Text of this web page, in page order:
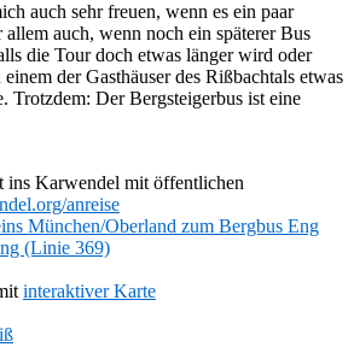
auch sehr freuen, wenn es ein paar
allem auch, wenn noch ein späterer Bus
die Tour doch etwas länger wird oder
der Gasthäuser des Rißbachtals etwas
Trotzdem: Der Bergsteigerbus ist eine
ins Karwendel mit öffentlichen
anreise
München/Oberland zum Bergbus Eng
(Linie 369)
interaktiver Karte